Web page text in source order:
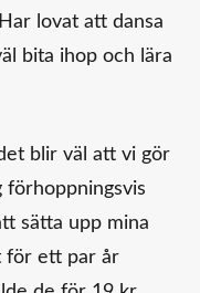
lovat att dansa
bita ihop och lära
blir väl att vi gör
förhoppningsvis
sätta upp mina
för ett par år